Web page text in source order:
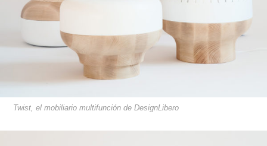
Twist, el mobiliario multifunción de DesignLibero